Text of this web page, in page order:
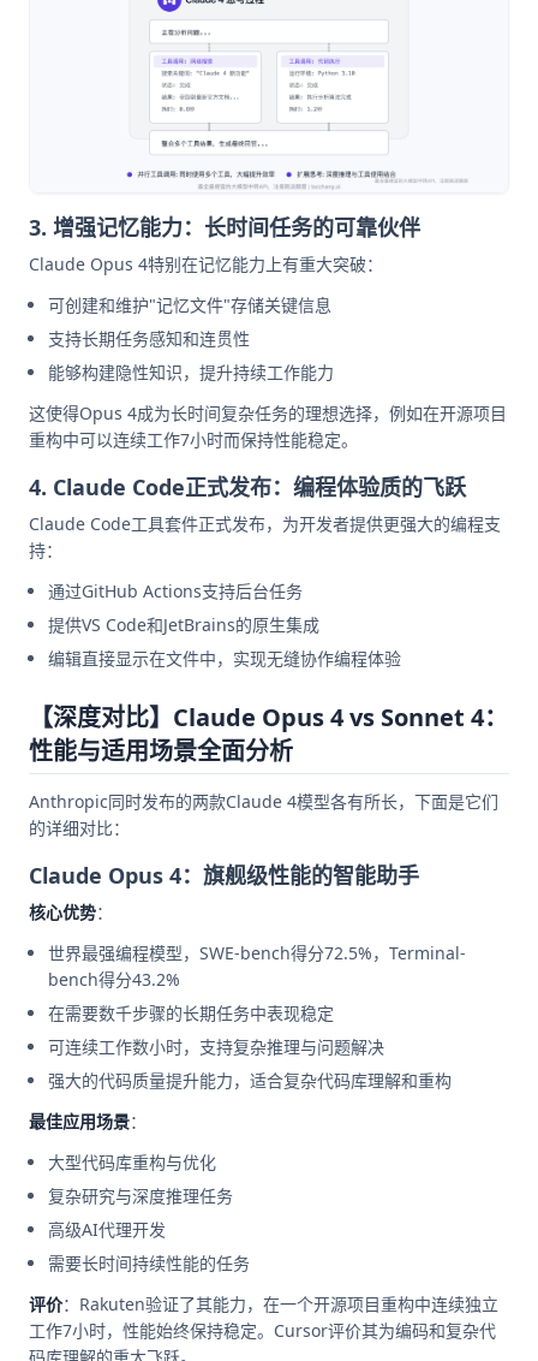
3. 增强记忆能力：长时间任务的可靠伙伴
Claude Opus 4特别在记忆能力上有重大突破：
可创建和维护"记忆文件"存储关键信息
支持长期任务感知和连贯性
能够构建隐性知识，提升持续工作能力
这使得Opus 4成为长时间复杂任务的理想选择，例如在开源项目
重构中可以连续工作7小时而保持性能稳定。
4. Claude Code正式发布：编程体验质的飞跃
Claude Code工具套件正式发布，为开发者提供更强大的编程支
持：
通过GitHub Actions支持后台任务
提供VS Code和JetBrains的原生集成
编辑直接显示在文件中，实现无缝协作编程体验
【深度对比】Claude Opus 4 vs Sonnet 4：
性能与适用场景全面分析
Anthropic同时发布的两款Claude 4模型各有所长，下面是它们
的详细对比：
Claude Opus 4：旗舰级性能的智能助手
核心优势：
世界最强编程模型，SWE-bench得分72.5%，Terminal-
bench得分43.2%
在需要数千步骤的长期任务中表现稳定
可连续工作数小时，支持复杂推理与问题解决
强大的代码质量提升能力，适合复杂代码库理解和重构
最佳应用场景：
大型代码库重构与优化
复杂研究与深度推理任务
高级AI代理开发
需要长时间持续性能的任务
评价：Rakuten验证了其能力，在一个开源项目重构中连续独立
工作7小时，性能始终保持稳定。Cursor评价其为编码和复杂代